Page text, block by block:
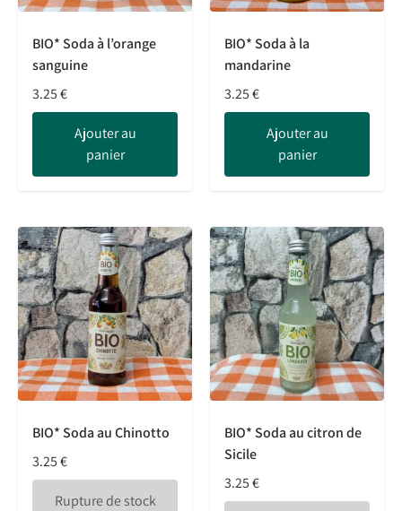
BIO* Soda à l’orange
sanguine
3.25€
Ajouter au
panier
BIO* Soda à la
mandarine
3.25€
Ajouter au
panier
BIO* Soda au Chinotto
3.25€
Rupture de stock
BIO* Soda au citron de
Sicile
3.25€